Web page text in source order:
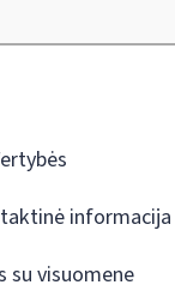
informacija
su visuomene